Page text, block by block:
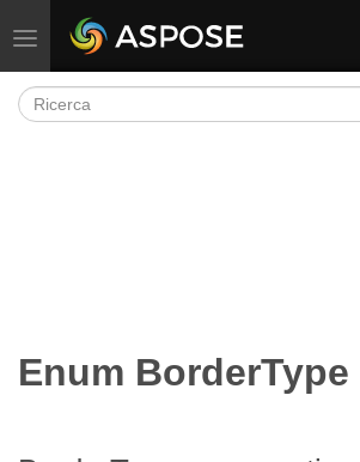
Attiva/disattiva la navigazione
Enum BorderType